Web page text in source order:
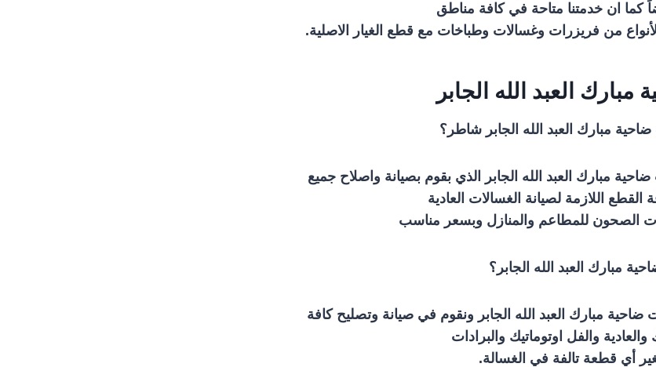
كما ان خدمتنا متاحة في كافة مناطق
من فريزرات وغسالات وطباخات مع قطع الغيار الاصلية.
العبد الله الجابر
مبارك العبد الله الجابر شاطر؟
مبارك العبد الله الجابر الذي بقوم بصيانة واصلاح جميع
القطع اللازمة لصيانة الغسالات العادية
الصحون للمطاعم والمنازل وبسعر مناسب
مبارك العبد الله الجابر؟
مبارك العبد الله الجابر ونقوم في صيانة وتصليح كافة
والفل اوتوماتيك والبرادات
أي قطعة تالفة في الغسالة.